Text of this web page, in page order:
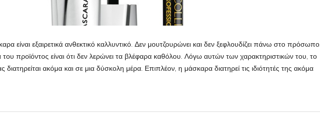
είναι εξαιρετικά ανθεκτικό καλλυντικό. Δεν μουτζουρώνει και δεν ξεφλουδίζει πάνω στο πρόσωπο.
προϊόντος είναι ότι δεν λερώνει τα βλέφαρα καθόλου. Λόγω αυτών των χαρακτηριστικών του, το
διατηρείται ακόμα και σε μια δύσκολη μέρα. Επιπλέον, η μάσκαρα διατηρεί τις ιδιότητές της ακόμα